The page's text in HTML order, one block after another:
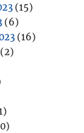
(15)
(6)
(16)
(2)